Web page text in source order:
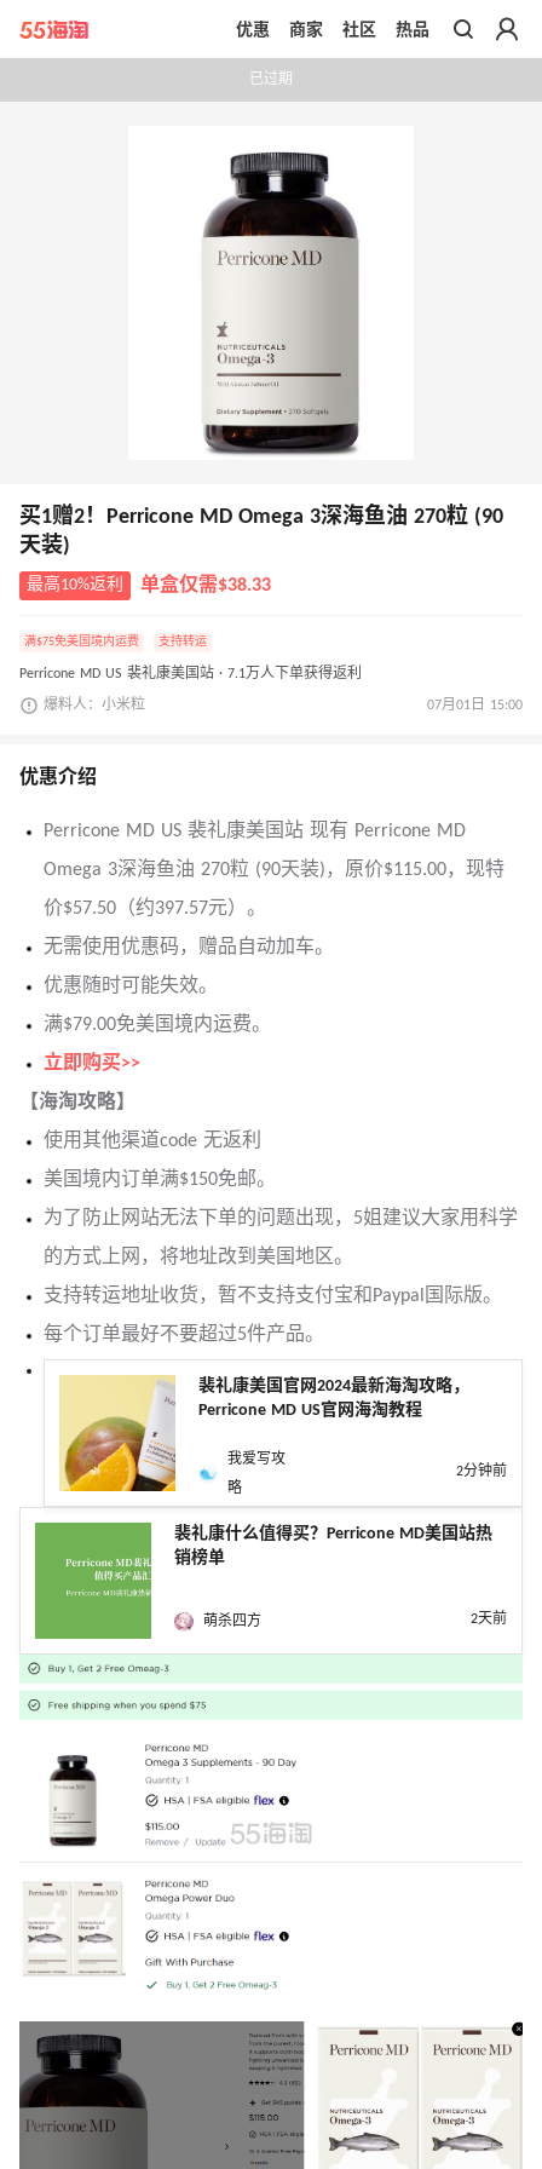
带你去官网买正品
优惠 商家 社区 热品
已过期
买1赠2！Perricone MD Omega 3深海鱼油 270粒 (90
天装)
最高10%返利 单盒仅需$38.33
满$75免美国境内运费 支持转运
Perricone MD US 裴礼康美国站 · 7.1万人下单获得返利
爆料人：小米粒 07月01日 15:00
优惠介绍
Perricone MD US 裴礼康美国站 现有 Perricone MD
Omega 3深海鱼油 270粒 (90天装)，原价$115.00，现特
价$57.50（约397.57元）。
无需使用优惠码，赠品自动加车。
优惠随时可能失效。
满$79.00免美国境内运费。
立即购买>>
【海淘攻略】
使用其他渠道code 无返利
美国境内订单满$150免邮。
为了防止网站无法下单的问题出现，5姐建议大家用科学
的方式上网，将地址改到美国地区。
支持转运地址收货，暂不支持支付宝和Paypal国际版。
每个订单最好不要超过5件产品。
裴礼康美国官网2024最新海淘攻略，
Perricone MD US官网海淘教程
我爱写攻
略
2分钟前
裴礼康什么值得买？Perricone MD美国站热
销榜单
萌杀四方 2天前